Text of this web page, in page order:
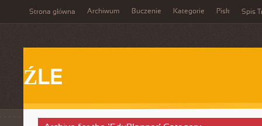
Strona główna Archiwum Buczenie Kategorie Pisk Spis
ŹLE